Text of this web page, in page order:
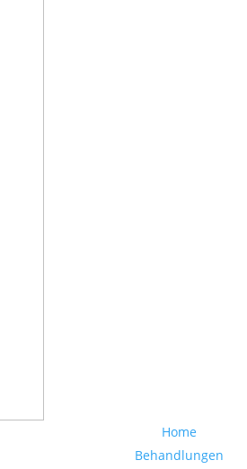
Home
Behandlungen